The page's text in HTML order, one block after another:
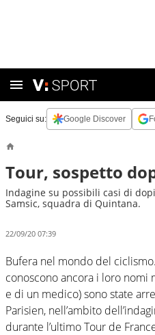
Seguici su: Google Discover
Tour, sospetto
Indagine su possibili casi di
Samsic, squadra di Quintana.
22/09/20 07:39
Bufera nel mondo del
conoscono ancora i loro nomi
e di un medico) sono state
Parisien, nell’ambito
durante l’ultimo Tour de